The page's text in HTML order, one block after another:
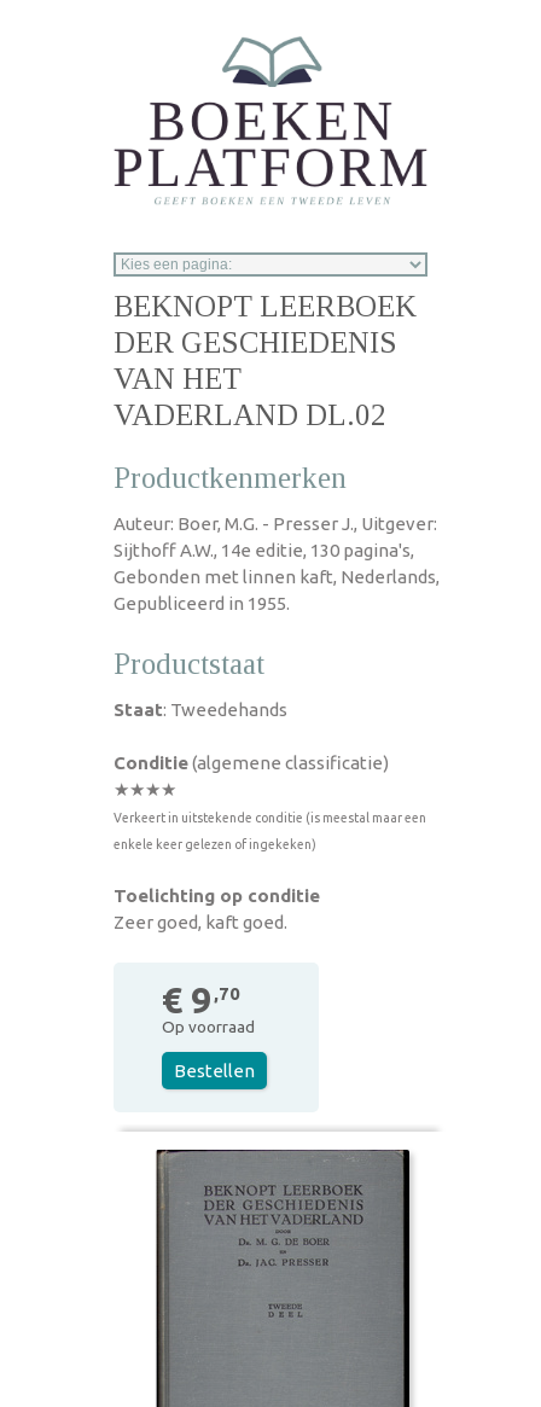
BEKNOPT LEERBOEK
DER GESCHIEDENIS
VAN HET
VADERLAND DL.02
Productkenmerken
Auteur: Boer, M.G. - Presser J., Uitgever:
Sijthoff A.W., 14e editie, 130 pagina's,
Gebonden met linnen kaft, Nederlands,
Gepubliceerd in 1955.
Productstaat
Staat: Tweedehands
Conditie(algemene classificatie)
★★★★
Verkeert in uitstekende conditie (is meestal maar een
enkele keer gelezen of ingekeken)
Toelichting op conditie
Zeer goed, kaft goed.
€ 9 ,70
Op voorraad
Bestellen